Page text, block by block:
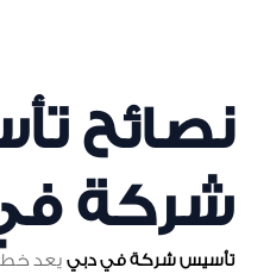
نصائح
شركة
تأسيس شركة في دبي يعد